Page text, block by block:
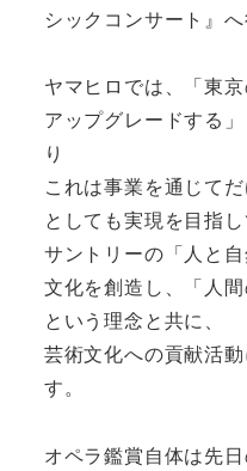
シックコンサート』
ヤマヒロでは、「東
アップグレードする
り
これは事業を通じて
としても実現を目指し
サントリーの「人と
文化を創造し、「人
という理念と共に、
芸術文化への貢献活
す。
オペラ鑑賞自体は先